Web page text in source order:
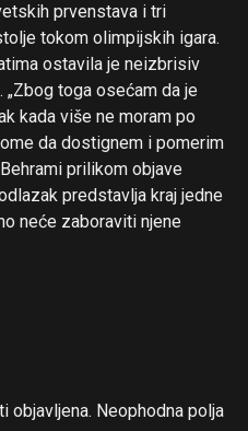
prvenstava i tri
tokom olimpijskih igara.
ostavila je neizbrisiv
toga osećam da je
kada više ne moram po
da dostignem i pomerim
prilikom objave
predstavlja kraj jedne
neće zaboraviti njene
objavljena. Neophodna polja